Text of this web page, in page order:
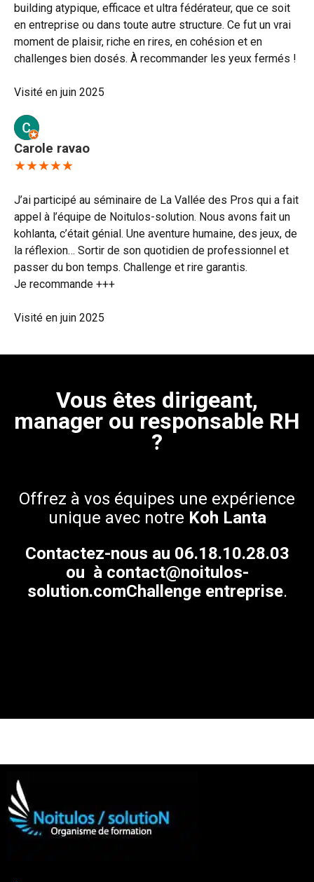
building atypique, efficace et ultra fédérateur, que ce soit
en entreprise ou dans toute autre structure. Ce fut un vrai
moment de plaisir, riche en rires, en cohésion et en
challenges bien dosés. À recommander les yeux fermés !
Visité en juin 2025
Carole ravao
★★★★★
J’ai participé au séminaire de La Vallée des Pros qui a fait
appel à l’équipe de Noitulos-solution. Nous avons fait un
kohlanta, c’était génial. Une aventure humaine, des jeux, de
la réflexion… Sortir de son quotidien de professionnel et
passer du bon temps. Challenge et rire garantis.
Je recommande +++
Visité en juin 2025
Vous êtes dirigeant,
manager ou responsable RH
?
Offrez à vos équipes une expérience
unique avec notre Koh Lanta
Contactez-nous au 06.18.10.28.03
ou à contact@noitulos-
solution.comChallenge entreprise.